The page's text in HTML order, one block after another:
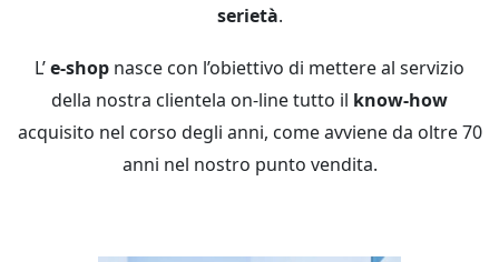
serietà.
L’e-shop nasce con l’obiettivo di mettere al servizio
della nostra clientela on-line tutto il know-how
acquisito nel corso degli anni, come avviene da oltre 70
anni nel nostro punto vendita.